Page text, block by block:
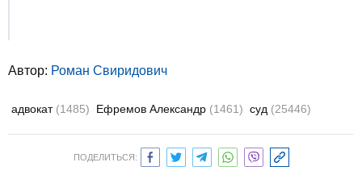
Автор: Роман Свиридович
адвокат (1485) Ефремов Александр (1461) суд (25446)
ПОДЕЛИТЬСЯ: